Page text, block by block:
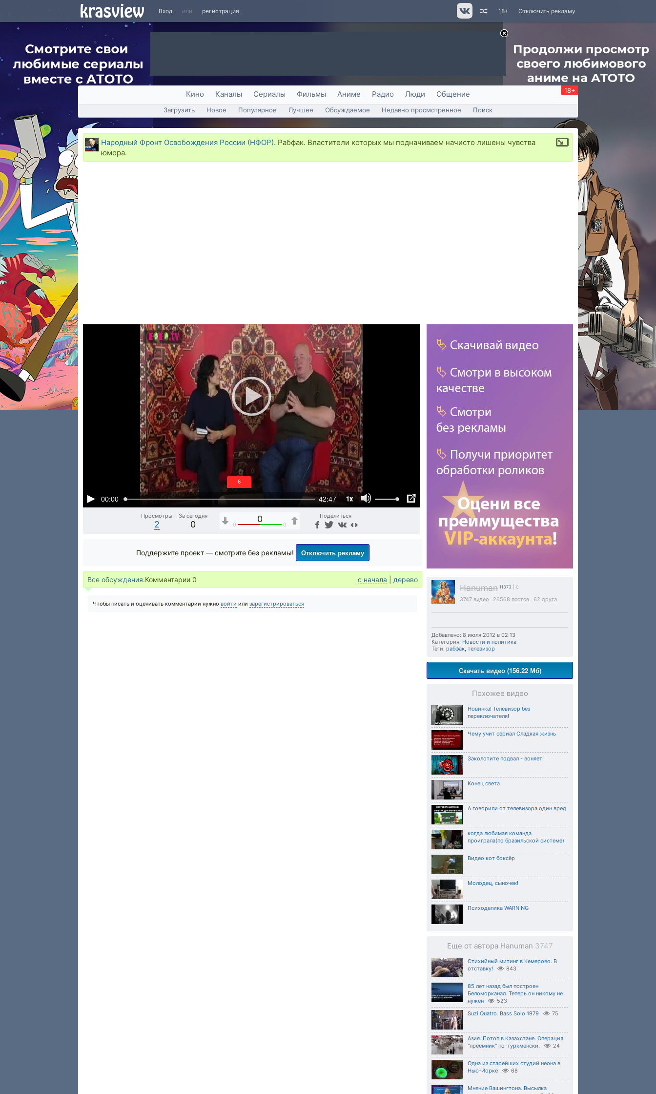
Вход или регистрация Отключить рекламу
18+
Кино Каналы Сериалы Фильмы Аниме Радио Люди Общение 18+
Загрузить Новое Популярное Лучшее Обсуждаемое Недавно просмотренное Поиск
Народный Фронт Освобождения России (НФОР). Рабфак. Властители которых мы подначиваем начисто лишены чувства
юмора.
00:00 42:47 1x
6
Просмотры
2
За сегодня
0
0
0 0
Поделиться
Hanuman 11373 | 0
3747 видео 26568 постов 62 друга
Добавлено: 8 июля 2012 в 02:13
Категория: Новости и политика
Теги: рабфак телевизор
Скачать видео (156.22 Мб)
Похожее видео
Новинка! Телевизор без
переключателя!
Чему учит сериал Сладкая жизнь
Заколотите подвал - воняет!
Конец света
А говорили от телевизора один вред
когда любимая команда
проиграла(по бразильской системе)
Видео кот боксёр
Молодец, сыночек!
Психоделика WARNING
Еще от автора Hanuman 3747
Стихийный митинг в Кемерово. В
отставку!
843
85 лет назад был построен
Беломорканал. Теперь он никому не
нужен
523
Suzi Quatro. Bass Solo 1979 75
Азия. Потоп в Казахстане. Операция
"преемник" по-туркменски.
24
Одна из старейших студий неона в
Нью-Йорке
68
Мнение Вашингтона. Высылка
Поддержите проект — смотрите без рекламы! Отключить рекламу
Все обсуждения.Комментарии 0 с начала дерево
Чтобы писать и оценивать комментарии нужно войти или зарегистрироваться